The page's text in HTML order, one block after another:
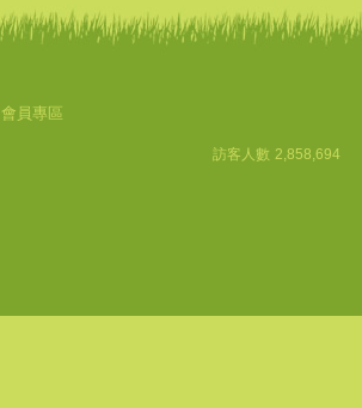
會員專區
訪客人數 2,858,694